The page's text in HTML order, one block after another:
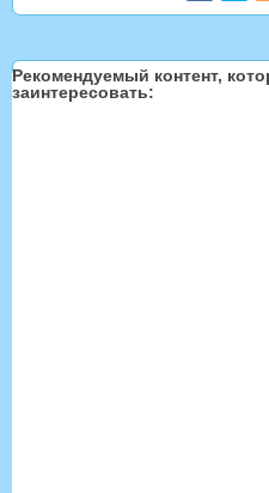
Рекомендуемый контент,
заинтересовать: